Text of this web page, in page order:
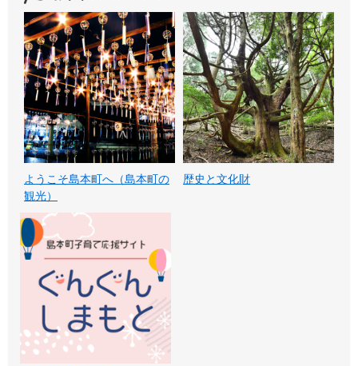
ようこそ島本町へ（島本町の
観光）
歴史と文化財